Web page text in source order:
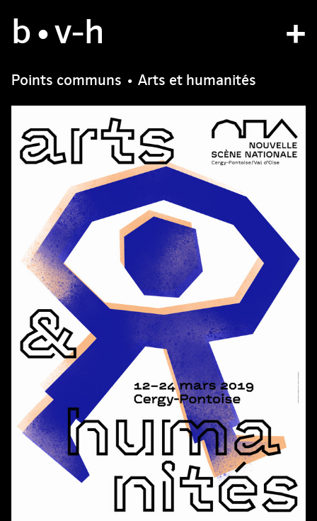
b•v-h
studio
projects
bvh type
contact
Points communs • Arts et humanités